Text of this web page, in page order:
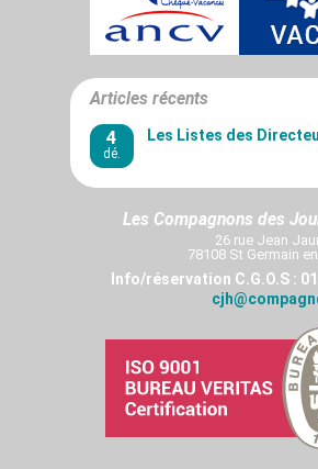
Articles récents
4
dé.
Les Listes des
Les Compagnons des
26 rue Jean
78108 St Germain
Info/réservation C.G.O.S :